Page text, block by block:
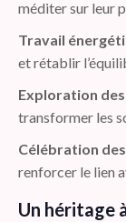
méditer sur leur
Travail
et rétablir
Exploration
transformer les
Célébration
renforcer le lien
Un héritage